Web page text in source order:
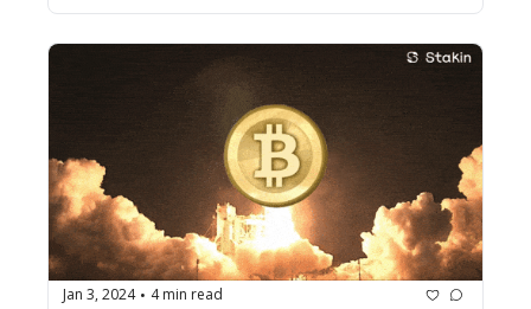
Jan 3, 2024 • 4 min read